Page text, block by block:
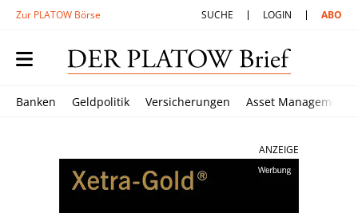
Zur PLATOW Börse SUCHE LOGIN ABO
Banken Geldpolitik Versicherungen Asset Management
ANZEIGE